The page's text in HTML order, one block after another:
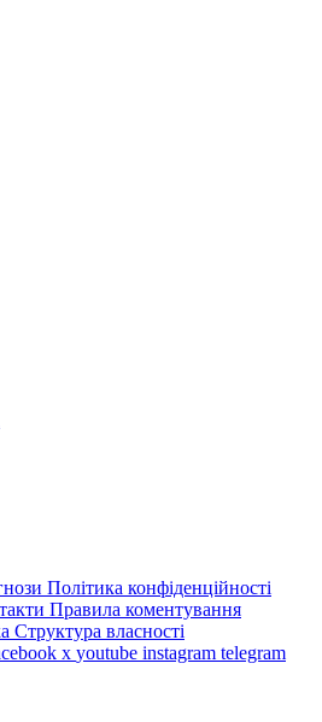
Політика конфіденційності
Правила коментування
Структура власності
x youtube instagram telegram